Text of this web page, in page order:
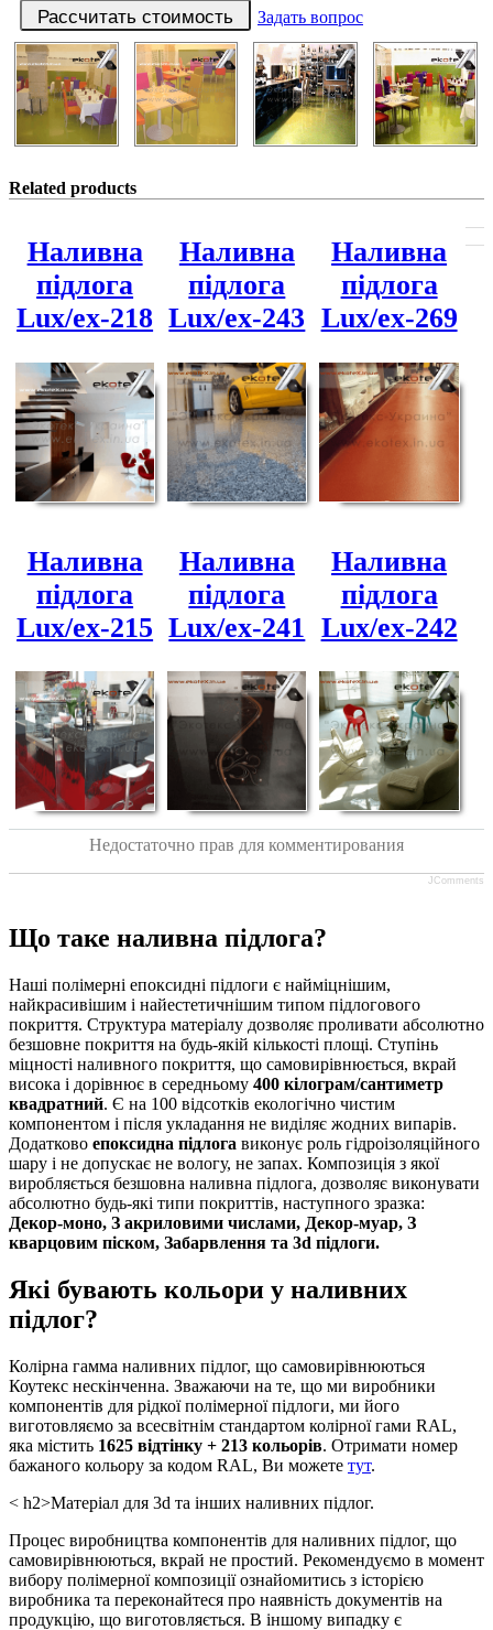
Задать вопрос
Related products
Наливна
підлога
Lux/ex-218
Наливна
підлога
Lux/ex-243
Наливна
підлога
Lux/ex-269
Наливна
підлога
Lux/ex-215
Наливна
підлога
Lux/ex-241
Наливна
підлога
Lux/ex-242
Недостаточно прав для комментирования
JComments
Що таке наливна підлога?
Наші полімерні епоксидні підлоги є найміцнішим,
найкрасивішим і найестетичнішим типом підлогового
покриття. Структура матеріалу дозволяє проливати абсолютно
безшовне покриття на будь-якій кількості площі. Ступінь
міцності наливного покриття, що самовирівнюється, вкрай
висока і дорівнює в середньому 400 кілограм/сантиметр
квадратний. Є на 100 відсотків екологічно чистим
компонентом і після укладання не виділяє жодних випарів.
Додатково епоксидна підлога виконує роль гідроізоляційного
шару і не допускає не вологу, не запах. Композиція з якої
виробляється безшовна наливна підлога, дозволяє виконувати
абсолютно будь-які типи покриттів, наступного зразка:
Декор-моно, З акриловими числами, Декор-муар, З
кварцовим піском, Забарвлення та 3d підлоги.
Які бувають кольори у наливних
підлог?
Колірна гамма наливних підлог, що самовирівнюються
Коутекс нескінченна. Зважаючи на те, що ми виробники
компонентів для рідкої полімерної підлоги, ми його
виготовляємо за всесвітнім стандартом колірної гами RAL,
яка містить 1625 відтінку + 213 кольорів. Отримати номер
бажаного кольору за кодом RAL, Ви можете тут.
< h2>Матеріал для 3d та інших наливних підлог.
Процес виробництва компонентів для наливних підлог, що
самовирівнюються, вкрай не простий. Рекомендуємо в момент
вибору полімерної композиції ознайомитись з історією
виробника та переконайтеся про наявність документів на
продукцію, що виготовляється. В іншому випадку є